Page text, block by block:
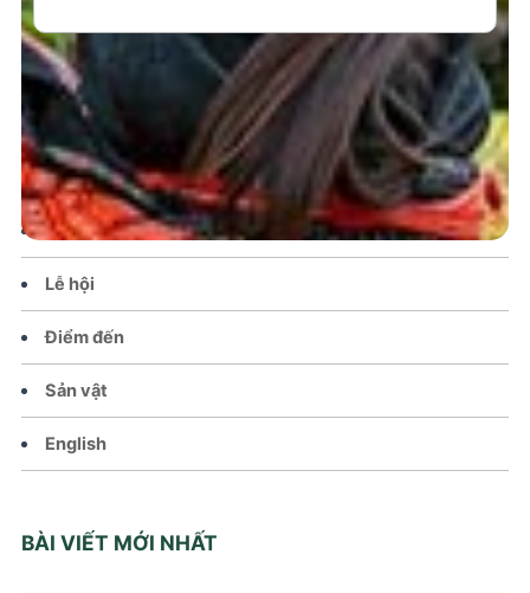
Trang chủ
Tin tức – Sự kiện
Chính sách
Văn hoá – Đời sống
Lễ hội
Điểm đến
Sản vật
English
BÀI VIẾT MỚI NHẤT